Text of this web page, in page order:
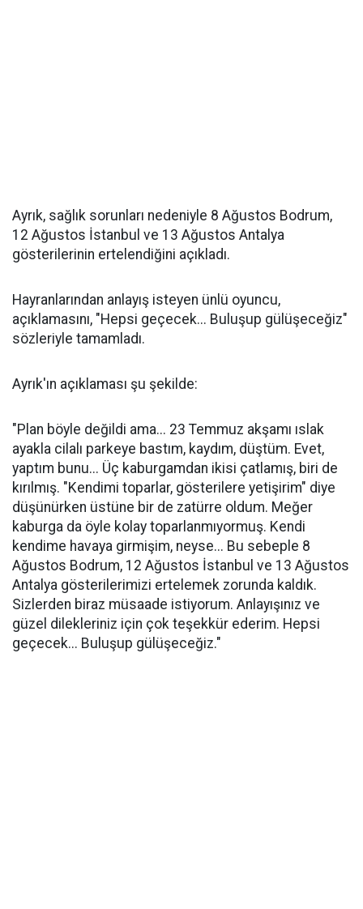
Ayrık, sağlık sorunları nedeniyle 8 Ağustos Bodrum,
12 Ağustos İstanbul ve 13 Ağustos Antalya
gösterilerinin ertelendiğini açıkladı.
Hayranlarından anlayış isteyen ünlü oyuncu,
açıklamasını, "Hepsi geçecek... Buluşup gülüşeceğiz"
sözleriyle tamamladı.
Ayrık'ın açıklaması şu şekilde:
"Plan böyle değildi ama... 23 Temmuz akşamı ıslak
ayakla cilalı parkeye bastım, kaydım, düştüm. Evet,
yaptım bunu... Üç kaburgamdan ikisi çatlamış, biri de
kırılmış. "Kendimi toparlar, gösterilere yetişirim" diye
düşünürken üstüne bir de zatürre oldum. Meğer
kaburga da öyle kolay toparlanmıyormuş. Kendi
kendime havaya girmişim, neyse... Bu sebeple 8
Ağustos Bodrum, 12 Ağustos İstanbul ve 13 Ağustos
Antalya gösterilerimizi ertelemek zorunda kaldık.
Sizlerden biraz müsaade istiyorum. Anlayışınız ve
güzel dilekleriniz için çok teşekkür ederim. Hepsi
geçecek... Buluşup gülüşeceğiz."